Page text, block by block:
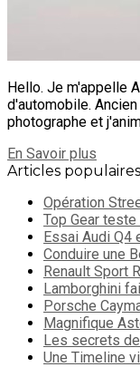
Hello. Je m'appelle
d'automobile.
photographe et
En Savoir plus
Articles populaires
Opération
Top Gear teste
Essai Audi Q4
Conduire une
Renault Sport
Lamborghini
Porsche
Magnifique
Les secrets
Une Timeline